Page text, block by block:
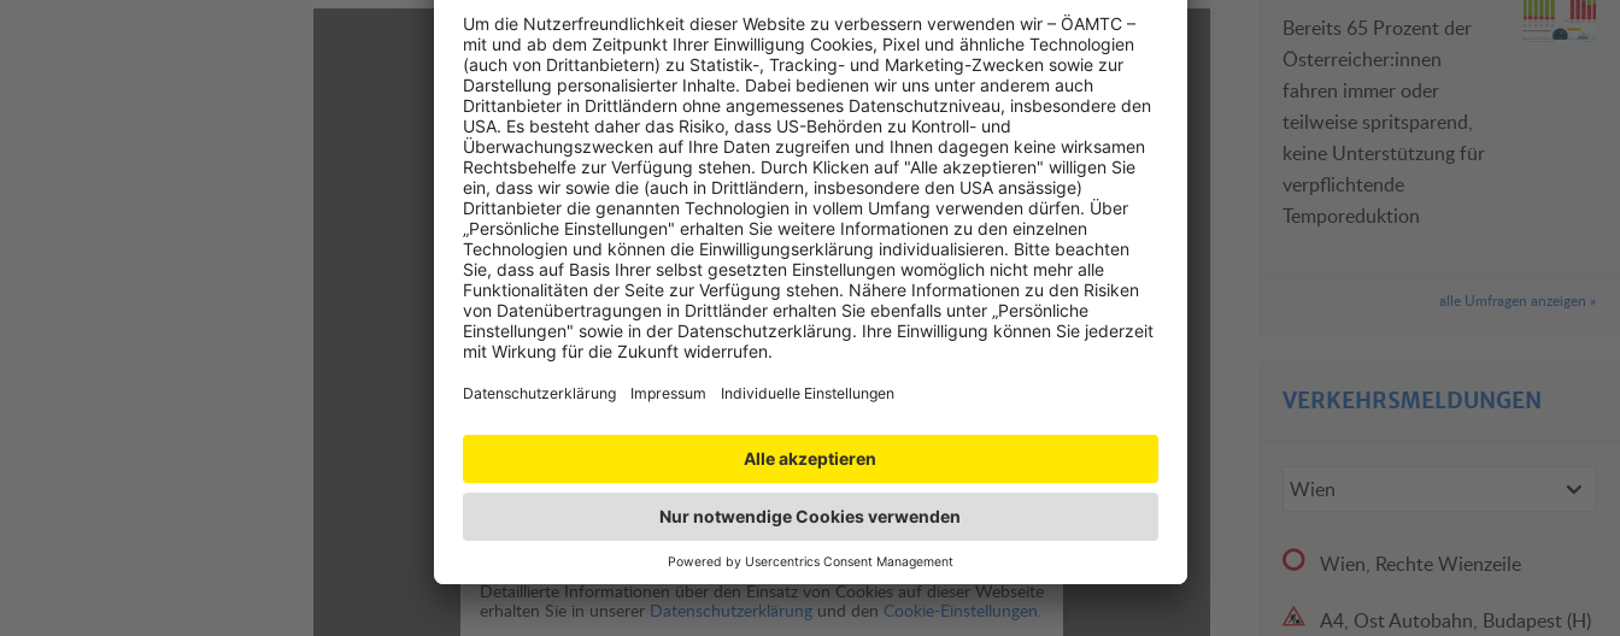
Datenschutz
Zur Anzeige von Werbung benötigen wir Ihre Zustimmung.
Einwilligen
Detaillierte Informationen über den Einsatz von Cookies auf dieser Webseite
erhalten Sie in unsererDatenschutzerklärungund denCookie-Einstellungen.
Datenschutz
Zur Anzeige von Werbung benötigen wir Ihre Zustimmung.
Einwilligen
Detaillierte Informationen über den Einsatz von Cookies auf dieser Webseite
erhalten Sie in unserer Datenschutzerklärung und den Cookie-Einstellungen.
Bereits 65 Prozent der
Österreicher:innen
fahren immer oder
teilweise spritsparend,
keine Unterstützung für
verpflichtende
Temporeduktion
alle Umfragen anzeigen »
VERKEHRSMELDUNGEN
Wien, Rechte Wienzeile
A4, Ost Autobahn, Budapest (H)